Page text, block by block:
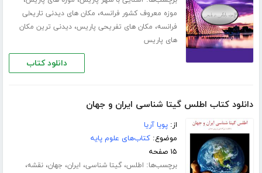
موزه معروف کشور فرانسه، مکان های دیدنی تاریخی
فرانسه، مکان های تفریحی پاریس،دیدنی ترین مکان
های پاریس
دانلود کتاب
دانلود کتاب اطلس گیتا شناسی ایران و جهان
از:پویا آریا
موضوع:کتاب‌های علوم پایه
۱۵ صفحه
برچسب‌ها: اطلس،گیتا شناسی، ایران، جهان،نقشه،